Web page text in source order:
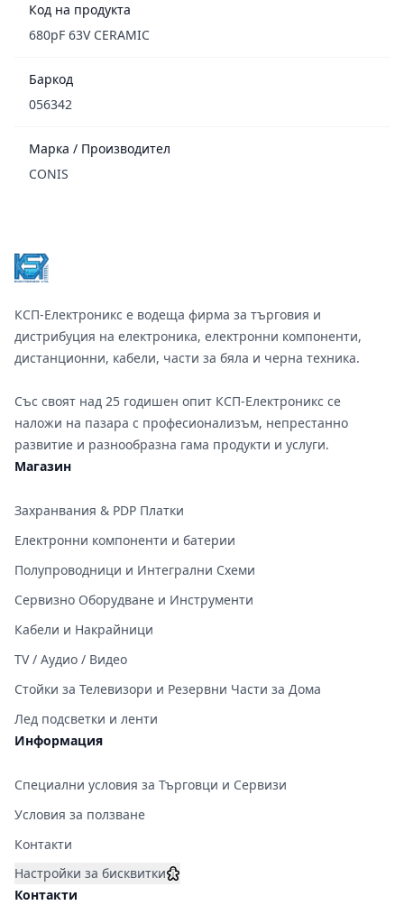
Код на продукта
680pF 63V CERAMIC
Баркод
056342
Марка / Производител
CONIS
КСП-Електроникс е водеща фирма за търговия и
дистрибуция на електроника, електронни компоненти,
дистанционни, кабели, части за бяла и черна техника.
Със своят над 25 годишен опит КСП-Електроникс се
наложи на пазара с професионализъм, непрестанно
развитие и разнообразна гама продукти и услуги.
Магазин
Захранвания & PDP Платки
Електронни компоненти и батерии
Полупроводници и Интегрални Схеми
Сервизно Оборудване и Инструменти
Кабели и Накрайници
TV / Аудио / Видео
Стойки за Телевизори и Резервни Части за Дома
Лед подсветки и ленти
Информация
Специални условия за Търговци и Сервизи
Условия за ползване
Контакти
Настройки за бисквитки
Контакти